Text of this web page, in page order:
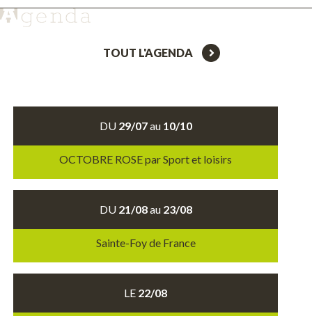
TOUT L'AGENDA
DU 29/07au 10/10
OCTOBRE ROSE par Sport et loisirs
DU 21/08au 23/08
Sainte-Foy de France
LE 22/08